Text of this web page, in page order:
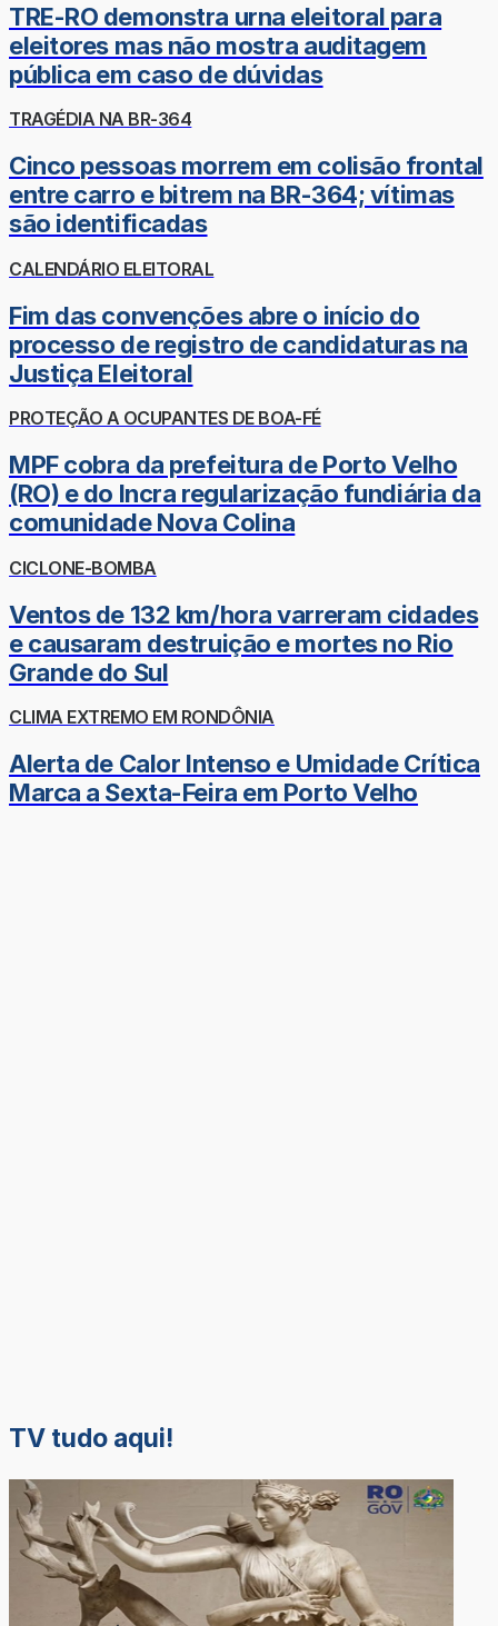
TRE-RO demonstra urna eleitoral para
eleitores mas não mostra auditagem
pública em caso de dúvidas
TRAGÉDIA NA BR-364
Cinco pessoas morrem em colisão frontal
entre carro e bitrem na BR-364; vítimas
são identificadas
CALENDÁRIO ELEITORAL
Fim das convenções abre o início do
processo de registro de candidaturas na
Justiça Eleitoral
PROTEÇÃO A OCUPANTES DE BOA-FÉ
MPF cobra da prefeitura de Porto Velho
(RO) e do Incra regularização fundiária da
comunidade Nova Colina
CICLONE-BOMBA
Ventos de 132 km/hora varreram cidades
e causaram destruição e mortes no Rio
Grande do Sul
CLIMA EXTREMO EM RONDÔNIA
Alerta de Calor Intenso e Umidade Crítica
Marca a Sexta-Feira em Porto Velho
TV tudo aqui!